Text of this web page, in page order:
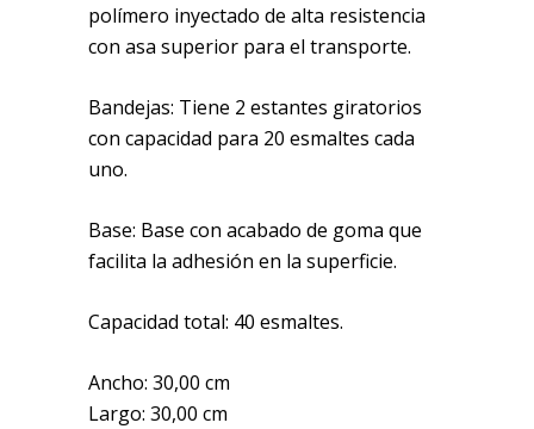
polímero inyectado de alta resistencia
con asa superior para el transporte.
Bandejas: Tiene 2 estantes giratorios
con capacidad para 20 esmaltes cada
uno.
Base: Base con acabado de goma que
facilita la adhesión en la superficie.
Capacidad total: 40 esmaltes.
Ancho: 30,00 cm
Largo: 30,00 cm